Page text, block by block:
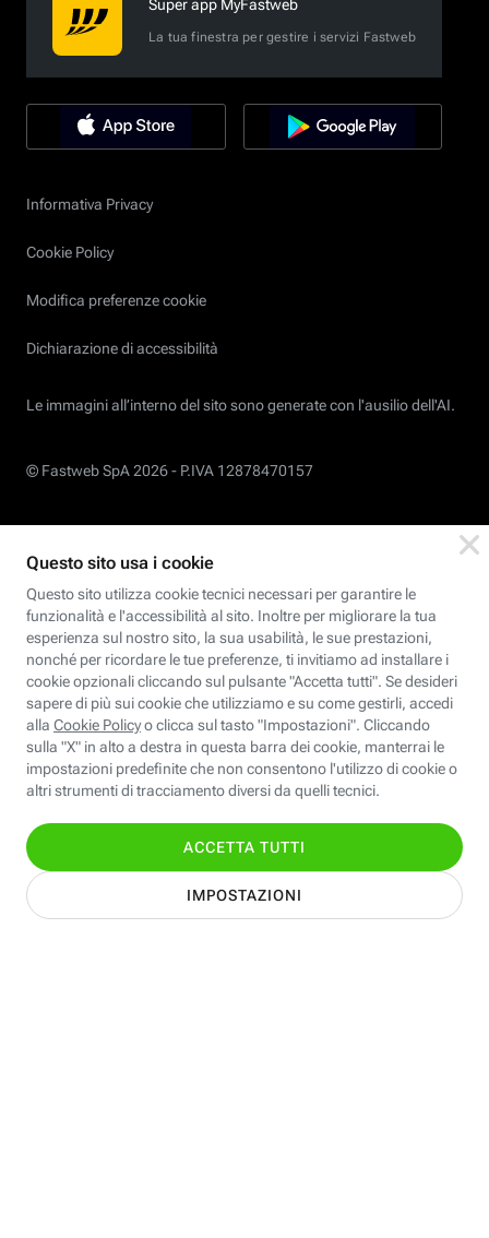
Super app MyFastweb
La tua finestra per gestire i servizi Fastweb
Informativa Privacy
Cookie Policy
Modifica preferenze cookie
Dichiarazione di accessibilità
Le immagini all’interno del sito sono generate con l'ausilio dell'AI.
© Fastweb SpA 2026 - P.IVA 12878470157